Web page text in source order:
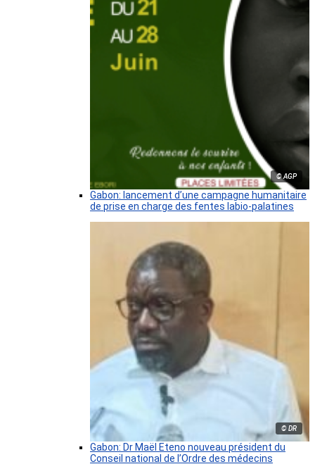
© AGP
Gabon: lancement d’une campagne humanitaire
de prise en charge des fentes labio-palatines
© DR
Gabon: Dr Maël Eteno nouveau président du
Conseil national de l’Ordre des médecins